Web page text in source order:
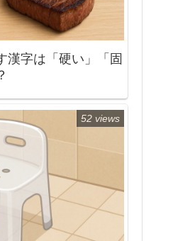
漢字は「硬い」「固
52 views